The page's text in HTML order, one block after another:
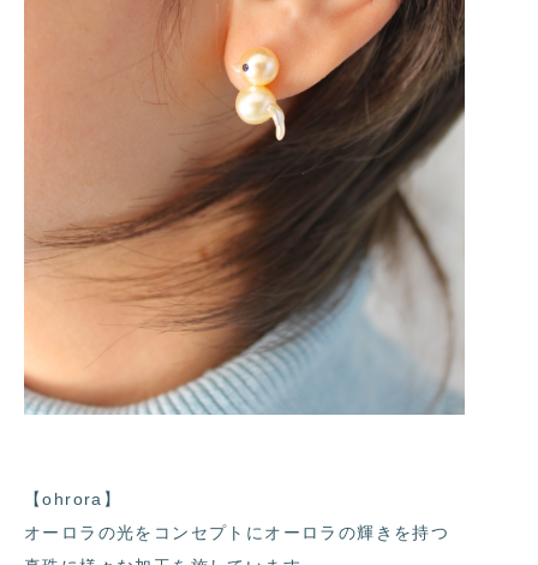
【ohrora】
オーロラの光をコンセプトにオーロラの輝きを持つ